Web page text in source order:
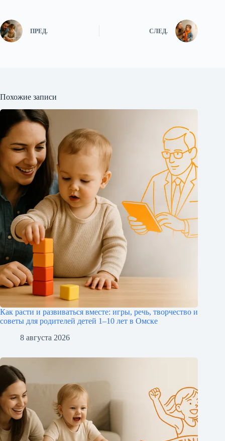
ПРЕД. СЛЕД.
Похожие записи
Как расти и развиваться вместе: игры, речь, творчество и
советы для родителей детей 1–10 лет в Омске
8 августа 2026